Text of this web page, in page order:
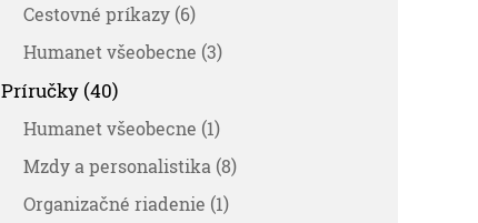
Cestovné príkazy (6)
Humanet všeobecne (3)
Príručky (40)
Humanet všeobecne (1)
Mzdy a personalistika (8)
Organizačné riadenie (1)